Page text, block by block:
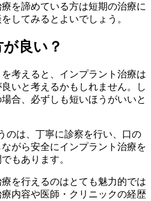
を諦めている方は短期の治療に
してみるとよいでしょう。
良い？
考えると、インプラント治療は
いと考えるかもしれません。し
合、必ずしも短いほうがいいと
のは、丁寧に診察を行い、口の
がら安全にインプラント治療を
でもあります。
を行えるのはとても魅力的では
内容や医師・クリニックの経歴